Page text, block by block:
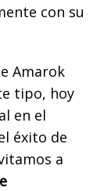
con su
Amarok
tipo, hoy
en el
éxito de
a